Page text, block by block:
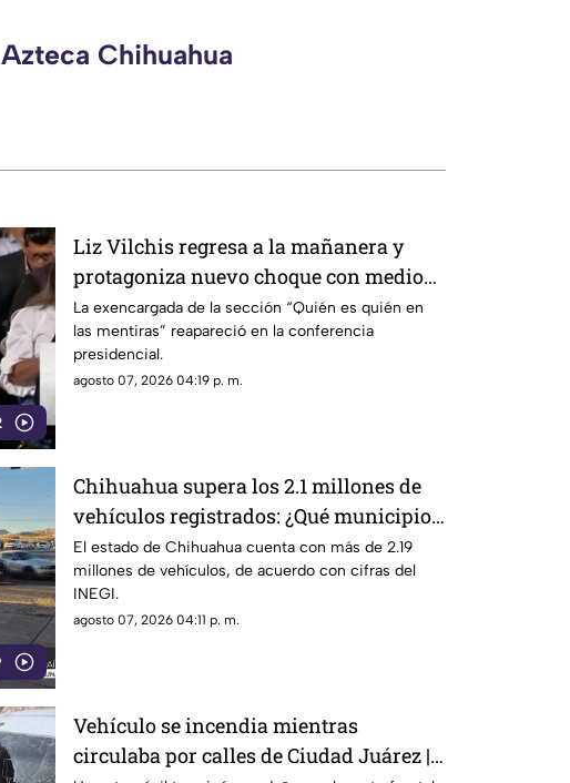
Chihuahua
Liz Vilchis regresa a la mañanera y
protagoniza nuevo choque con medios
de comunicación
La exencargada de la sección “Quién es quién en
las mentiras” reapareció en la conferencia
presidencial.
agosto 07, 2026 04:19 p. m.
Chihuahua supera los 2.1 millones de
vehículos registrados: ¿Qué municipio
concentra el mayor parque vehicular?
El estado de Chihuahua cuenta con más de 2.19
millones de vehículos, de acuerdo con cifras del
INEGI.
agosto 07, 2026 04:11 p. m.
Vehículo se incendia mientras
circulaba por calles de Ciudad Juárez |